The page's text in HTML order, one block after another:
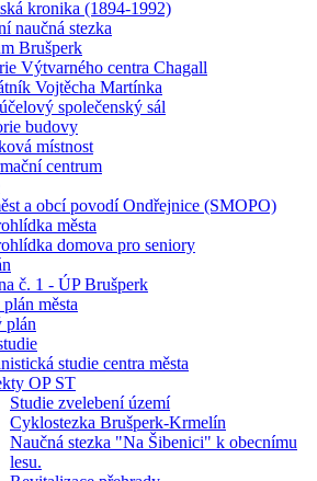
kronika (1894-1992)
naučná stezka
Brušperk
Výtvarného centra Chagall
Vojtěcha Martínka
společenský sál
budovy
místnost
centrum
a obcí povodí Ondřejnice (SMOPO)
města
domova pro seniory
č. 1 - ÚP Brušperk
města
plán
studie centra města
OP ST
Studie zvelebení území
Cyklostezka Brušperk-Krmelín
Naučná stezka "Na Šibenici" k obecnímu
lesu.